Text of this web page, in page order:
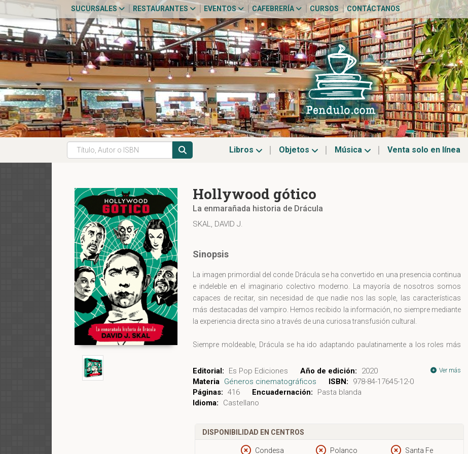
SUCURSALES RESTAURANTES EVENTOS CAFEBRERÍA CURSOS CONTÁCTANOS
Libros Objetos Música Venta solo en línea
Hollywood gótico
La enmarañada historia de Drácula
SKAL, DAVID J.
Sinopsis
La imagen primordial del conde Drácula se ha convertido en una presencia continua
e indeleble en el imaginario colectivo moderno. La mayoría de nosotros somos
capaces de recitar, sin necesidad de que nadie nos las sople, las características
más destacadas del vampiro. Hemos recibido la información, no siempre mediante
la experiencia directa sino a través de una curiosa transfusión cultural.
Siempre moldeable, Drácula se ha ido adaptando paulatinamente a los roles más
cinematográfico, marca registrada, peluche, helado y hasta cereales para el
desayuno. A estas alturas, ha sido recreado en el cine en más ocasiones que
prácticamente cualquier otro personaje de ficción (con la única excepción posible
de Sherlock Holmes) y ha acabado infiltrándose de tal manera en el mundo de las
Ver más
Editorial: Es Pop Ediciones Año de edición:
2020
Materia Géneros cinematográficos ISBN:
978-84-17645-12-0
Páginas: 416 Encuadernación:
Pasta blanda
Idioma:
Castellano
DISPONIBILIDAD EN CENTROS
Condesa Polanco Santa Fe